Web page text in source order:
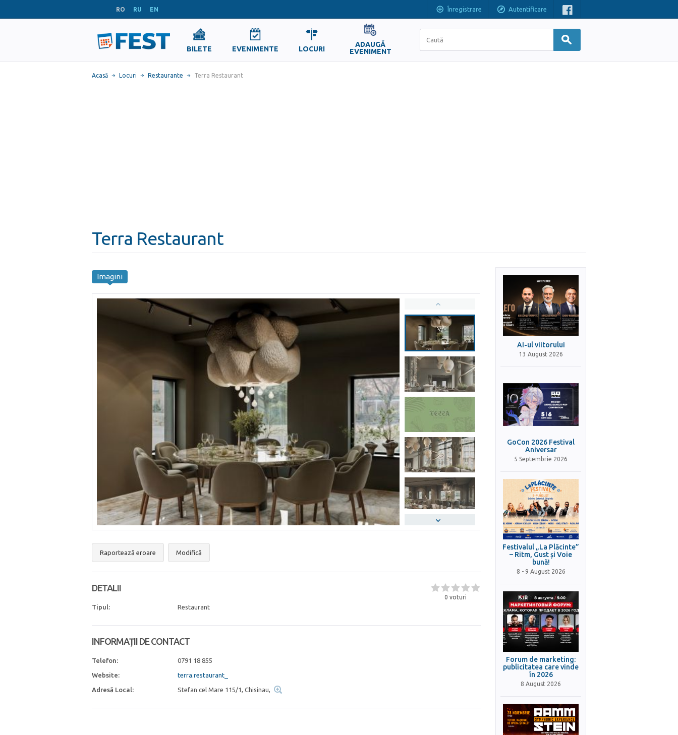
RO RU EN Înregistrare Autentificare
BILETE EVENIMENTE LOCURI
ADAUGĂ
EVENIMENT
Acasă Locuri Restaurante Terra Restaurant
Terra Restaurant
Imagini
Raportează eroare Modifică
0 voturi
DETALII
Tipul: Restaurant
INFORMAȚII DE CONTACT
Telefon: 0791 18 855
Website: terra.restaurant_
Adresă Local: Stefan cel Mare 115/1, Chisinau,
AI-ul viitorului
13 August 2026
GoCon 2026 Festival
Aniversar
5 Septembrie 2026
Festivalul „La Plăcinte”
– Ritm, Gust și Voie
bună!
8 - 9 August 2026
Forum de marketing:
publicitatea care vinde
în 2026
8 August 2026